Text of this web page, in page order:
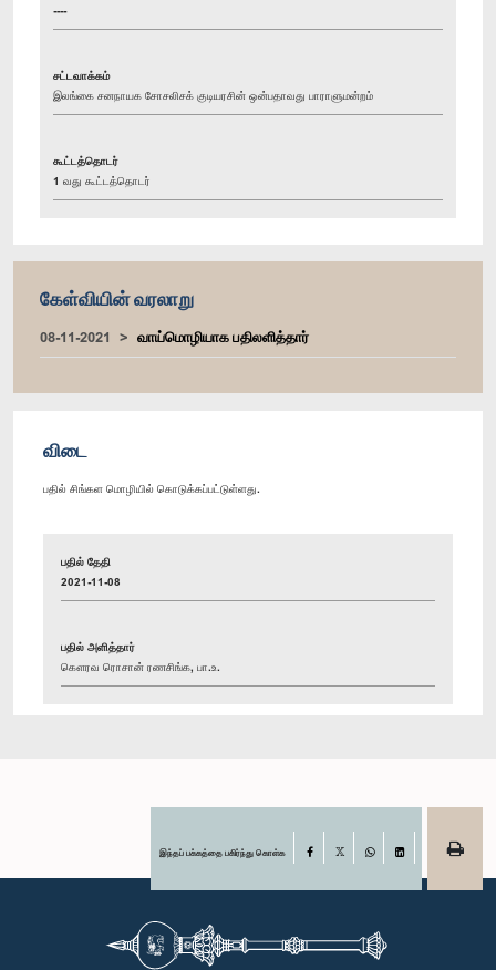
----
சட்டவாக்கம்
இலங்கை சனநாயக சோசலிசக் குடியரசின் ஒன்பதாவது பாராளுமன்றம்
கூட்டத்தொடர்
1 வது கூட்டத்தொடர்
கேள்வியின் வரலாறு
08-11-2021 வாய்மொழியாக பதிலளித்தார்
விடை
பதில் சிங்கள மொழியில் கொடுக்கப்பட்டுள்ளது.
பதில் தேதி
2021-11-08
பதில் அளித்தார்
கௌரவ ரொசான் ரணசிங்க, பா.உ.
இந்தப் பக்கத்தை பகிர்ந்து கொள்க Facebook